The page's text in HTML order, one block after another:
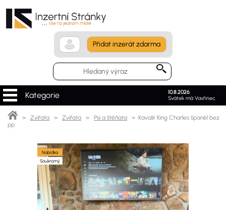
Přidat inzerát zdarma
10.8.2026.
Svátek má Vavřinec.
Kategorie
> Zvířata > Zvířata > Psi a štěňata > Kavalír King Charles španěl bez
pp
Nabídka
Soukromý